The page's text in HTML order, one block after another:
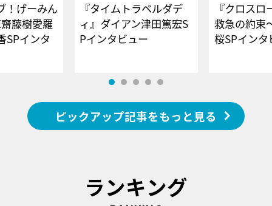
！げーみん
藤樹愛羅
SPインタ
『タイムトラベルダデ
ィ』ダイアン津田篤宏S
Pインタビュー
『クロス
救急の約束
桜SPイ
ピックアップ記事をもっと見る
ランキング